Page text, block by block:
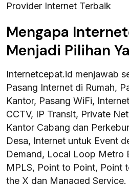
Provider Internet Terbaik
Mengapa
Menjadi Pilihan
Internetcepat.id menjawab
Pasang Internet di Rumah,
Kantor, Pasang WiFi,
CCTV, IP Transit, Private
Kantor Cabang dan
Desa, Internet untuk Event
Demand, Local Loop Metro
MPLS, Point to Point, Point
the X dan Managed Service.